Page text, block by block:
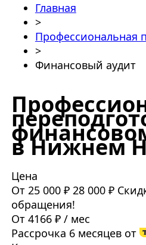
Главная
>
Профессиональная
>
Финансовый аудит
в Нижнем
Цена
От 25 000 ₽ 28 000 ₽
обращения!
От 4166 ₽ / мес
Рассрочка 6 месяцев от